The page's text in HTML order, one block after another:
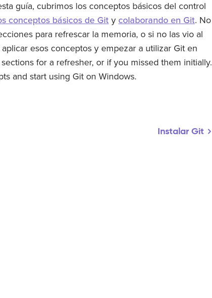
guía, cubrimos los conceptos básicos del control
conceptos básicos de Git y colaborando en Git. No
para refrescar la memoria, o si no las vio al
esos conceptos y empezar a utilizar Git en
for a refresher, or if you missed them initially.
and start using Git on Windows.
Instalar Git